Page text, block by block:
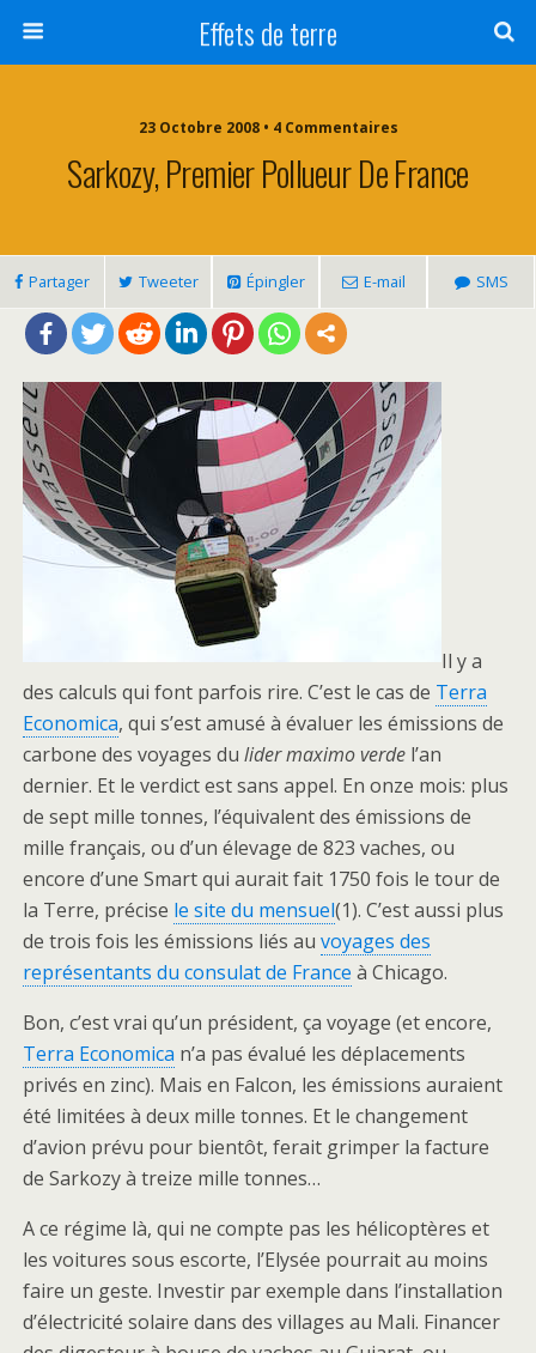
Effets de terre
23 Octobre 2008 • 4 Commentaires
Sarkozy, Premier Pollueur De France
Partager Tweeter Épingler E-mail SMS
Il y a
des calculs qui font parfois rire. C’est le cas de Terra
Economica, qui s’est amusé à évaluer les émissions de
carbone des voyages du lider maximo verde l’an
dernier. Et le verdict est sans appel. En onze mois: plus
de sept mille tonnes, l’équivalent des émissions de
mille français, ou d’un élevage de 823 vaches, ou
encore d’une Smart qui aurait fait 1750 fois le tour de
la Terre, précise le site du mensuel(1). C’est aussi plus
de trois fois les émissions liés au voyages des
représentants du consulat de France à Chicago.
Bon, c’est vrai qu’un président, ça voyage (et encore,
Terra Economica n’a pas évalué les déplacements
privés en zinc). Mais en Falcon, les émissions auraient
été limitées à deux mille tonnes. Et le changement
d’avion prévu pour bientôt, ferait grimper la facture
de Sarkozy à treize mille tonnes…
A ce régime là, qui ne compte pas les hélicoptères et
les voitures sous escorte, l’Elysée pourrait au moins
faire un geste. Investir par exemple dans l’installation
d’électricité solaire dans des villages au Mali. Financer